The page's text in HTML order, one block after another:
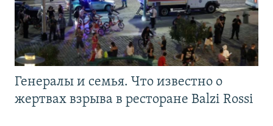
Генералы и семья. Что известно о
жертвах взрыва в ресторане Balzi Rossi